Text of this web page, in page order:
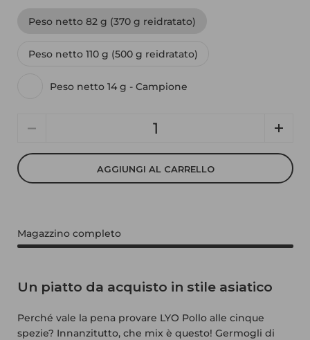
Peso netto 82 g (370 g reidratato)
Peso netto 110 g (500 g reidratato)
Peso netto 14 g - Campione
AGGIUNGI AL CARRELLO
Magazzino completo
Un piatto da acquisto in stile asiatico
Perché vale la pena provare LYO Pollo alle cinque
spezie? Innanzitutto, che mix è questo! Germogli di